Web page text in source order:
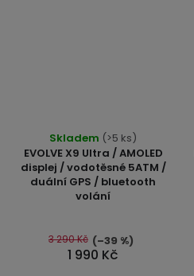
EVOLVE X9 Ultra / AMOLED
displej / vodotěsné 5ATM /
duální GPS / bluetooth
volání
Skladem (>5 ks)
1 990 Kč
3 290 Kč (–39 %)